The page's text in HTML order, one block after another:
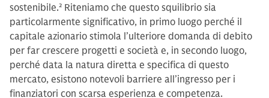
sostenibile.2 Riteniamo che questo squilibrio sia
particolarmente significativo, in primo luogo perché il
capitale azionario stimola l’ulteriore domanda di debito
per far crescere progetti e società e, in secondo luogo,
perché data la natura diretta e specifica di questo
mercato, esistono notevoli barriere all’ingresso per i
finanziatori con scarsa esperienza e competenza.